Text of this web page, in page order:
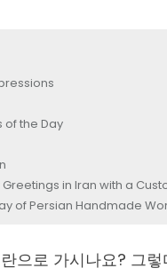
of the Day
Greetings in Iran with a
of Persian Handmade
으로 가시나요? 그